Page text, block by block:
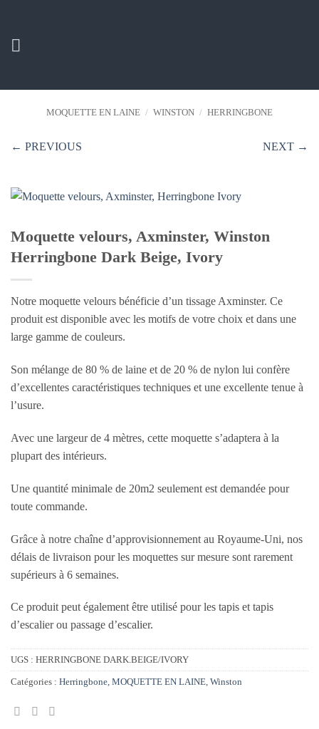
contenu
MOQUETTE EN LAINE / WINSTON / HERRINGBONE
← PREVIOUS NEXT →
Moquette velours, Axminster, Winston
Herringbone Dark Beige, Ivory
Notre moquette velours bénéficie d’un tissage Axminster. Ce
produit est disponible avec les motifs de votre choix et dans une
large gamme de couleurs.
Son mélange de 80 % de laine et de 20 % de nylon lui confère
d’excellentes caractéristiques techniques et une excellente tenue à
l’usure.
Avec une largeur de 4 mètres, cette moquette s’adaptera à la
plupart des intérieurs.
Une quantité minimale de 20m2 seulement est demandée pour
toute commande.
Grâce à notre chaîne d’approvisionnement au Royaume-Uni, nos
délais de livraison pour les moquettes sur mesure sont rarement
supérieurs à 6 semaines.
Ce produit peut également être utilisé pour les tapis et tapis
d’escalier ou passage d’escalier.
UGS : HERRINGBONE DARK.BEIGE/IVORY
Catégories : Herringbone, MOQUETTE EN LAINE, Winston